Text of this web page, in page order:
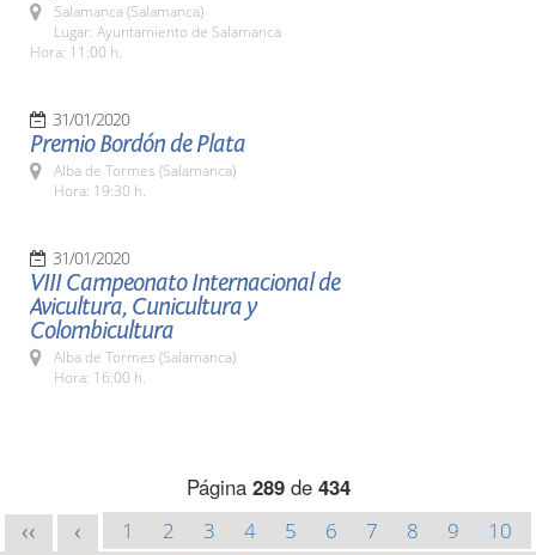
Salamanca (Salamanca)
Lugar: Ayuntamiento de Salamanca
Hora: 11:00 h.
31/01/2020
Premio Bordón de Plata
Alba de Tormes (Salamanca)
Hora: 19:30 h.
31/01/2020
VIII Campeonato Internacional de
Avicultura, Cunicultura y
Colombicultura
Alba de Tormes (Salamanca)
Hora: 16:00 h.
Página 289de 434
<< < 1 2 3 4 5 6 7 8 9
10